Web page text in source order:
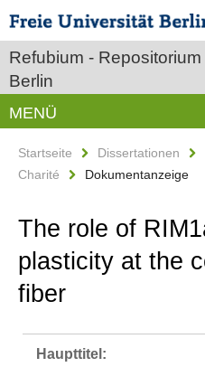
Refubium -
Berlin
MENÜ
Startseite Dissertationen
Charité
Dokumentanzeige
The role of
plasticity at the
fiber
Haupttitel: